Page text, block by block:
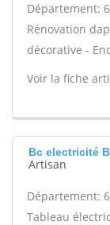
Département:
Rénovation
décorative -
Voir la fiche
Bc electricité
Artisan
Département:
Tableau